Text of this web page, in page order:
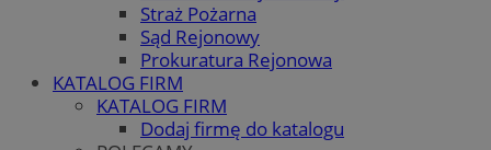
Straż Pożarna
Sąd Rejonowy
Prokuratura Rejonowa
KATALOG FIRM
KATALOG FIRM
Dodaj firmę do katalogu